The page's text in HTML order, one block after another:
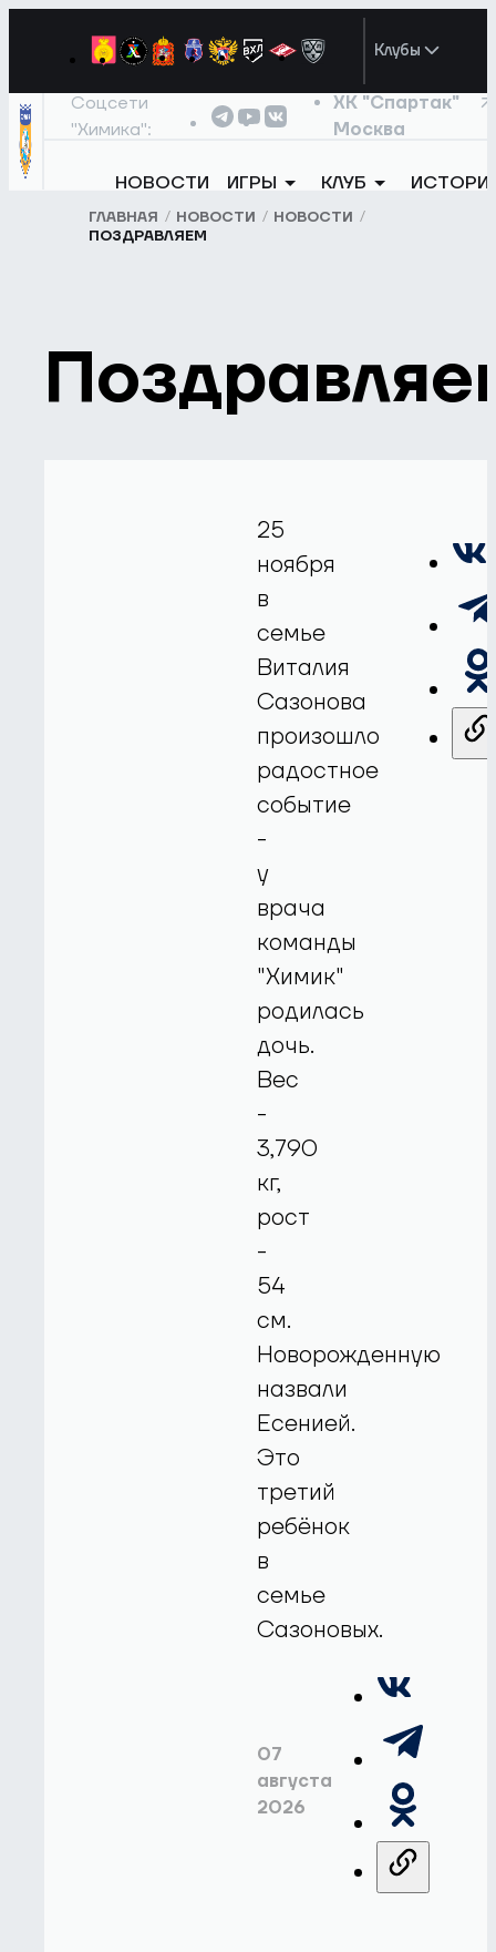
Клубы
Соцсети
"Химика":
ХК "Спартак"
Москва
НОВОСТИ ИГРЫ КЛУБ
ГЛАВНАЯ НОВОСТИ
НОВОСТИ
ПОЗДРАВЛЯЕМ
25
ноября
в
семье
Виталия
Сазонова
произошло
радостное
событие
-
у
врача
команды
"Химик"
родилась
дочь.
Вес
-
3,790
кг,
рост
-
54
см.
Новорожденную
назвали
Есенией.
Это
третий
ребёнок
в
семье
Сазоновых.
07
августа
2026